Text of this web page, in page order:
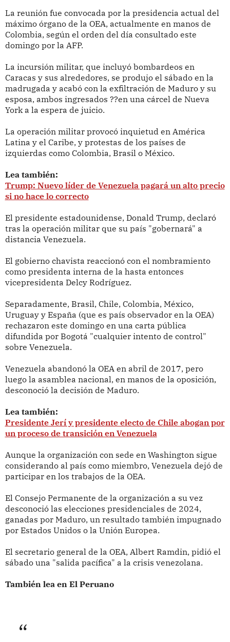
La reunión fue convocada por la presidencia actual del
máximo órgano de la OEA, actualmente en manos de
Colombia, según el orden del día consultado este
domingo por la AFP.
La incursión militar, que incluyó bombardeos en
Caracas y sus alrededores, se produjo el sábado en la
madrugada y acabó con la exfiltración de Maduro y su
esposa, ambos ingresados ??en una cárcel de Nueva
York a la espera de juicio.
La operación militar provocó inquietud en América
Latina y el Caribe, y protestas de los países de
izquierdas como Colombia, Brasil o México.
Lea también:
Trump: Nuevo líder de Venezuela pagará un alto precio
si no hace lo correcto
El presidente estadounidense, Donald Trump, declaró
tras la operación militar que su país "gobernará" a
distancia Venezuela.
El gobierno chavista reaccionó con el nombramiento
como presidenta interna de la hasta entonces
vicepresidenta Delcy Rodríguez.
Separadamente, Brasil, Chile, Colombia, México,
Uruguay y España (que es país observador en la OEA)
rechazaron este domingo en una carta pública
difundida por Bogotá "cualquier intento de control"
sobre Venezuela.
Venezuela abandonó la OEA en abril de 2017, pero
luego la asamblea nacional, en manos de la oposición,
desconoció la decisión de Maduro.
Lea también:
Presidente Jerí y presidente electo de Chile abogan por
un proceso de transición en Venezuela
Aunque la organización con sede en Washington sigue
considerando al país como miembro, Venezuela dejó de
participar en los trabajos de la OEA.
El Consejo Permanente de la organización a su vez
desconoció las elecciones presidenciales de 2024,
ganadas por Maduro, un resultado también impugnado
por Estados Unidos o la Unión Europea.
El secretario general de la OEA, Albert Ramdin, pidió el
sábado una "salida pacífica" a la crisis venezolana.
También lea en El Peruano